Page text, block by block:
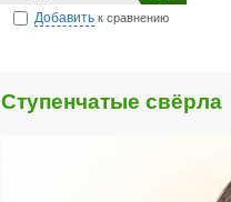
Добавить к сравнению
Ступенчатые свёрла